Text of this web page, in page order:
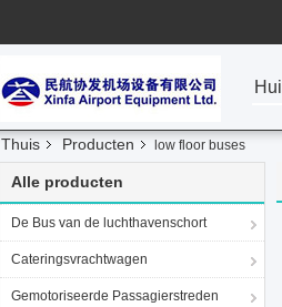
Thuis Producten low floor buses
Alle producten
De Bus van de luchthavenschort
Cateringsvrachtwagen
Gemotoriseerde Passagierstreden